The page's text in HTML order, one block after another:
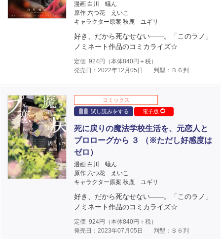
漫画 白川 蟻ん
原作 六つ花 えいこ
キャラクター原案 秋鹿 ユギリ
好き、だから死なせない――。「このラノ」
ノミネート作品のコミカライズ☆
定価 924円（本体840円＋税）
発売日：2022年12月05日
判型：Ｂ６判
コミックス
試し読みをする
電子版
死に戻りの魔法学校生活を、元恋人と
プロローグから ３ （※ただし好感度は
ゼロ）
漫画 白川 蟻ん
原作 六つ花 えいこ
キャラクター原案 秋鹿 ユギリ
好き、だから死なせない――。「このラノ」
ノミネート作品のコミカライズ☆
定価 924円（本体840円＋税）
発売日：2023年07月05日
判型：Ｂ６判